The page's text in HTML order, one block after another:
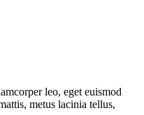
leo, eget euismod
metus lacinia tellus,